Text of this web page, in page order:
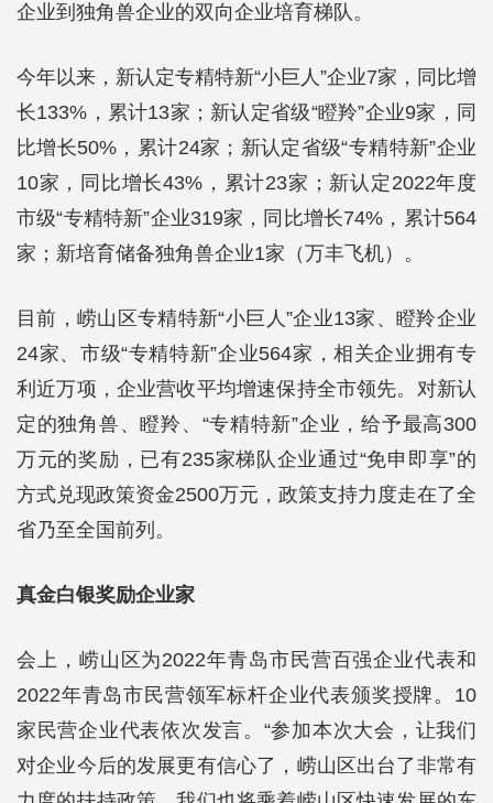
企业到独角兽企业的双向企业培育梯队。
今年以来，新认定专精特新“小巨人”企业7家，同比增
长133%，累计13家；新认定省级“瞪羚”企业9家，同
比增长50%，累计24家；新认定省级“专精特新”企业
10家，同比增长43%，累计23家；新认定2022年度
市级“专精特新”企业319家，同比增长74%，累计564
家；新培育储备独角兽企业1家（万丰飞机）。
目前，崂山区专精特新“小巨人”企业13家、瞪羚企业
24家、市级“专精特新”企业564家，相关企业拥有专
利近万项，企业营收平均增速保持全市领先。对新认
定的独角兽、瞪羚、“专精特新”企业，给予最高300
万元的奖励，已有235家梯队企业通过“免申即享”的
方式兑现政策资金2500万元，政策支持力度走在了全
省乃至全国前列。
真金白银奖励企业家
会上，崂山区为2022年青岛市民营百强企业代表和
2022年青岛市民营领军标杆企业代表颁奖授牌。10
家民营企业代表依次发言。“参加本次大会，让我们
对企业今后的发展更有信心了，崂山区出台了非常有